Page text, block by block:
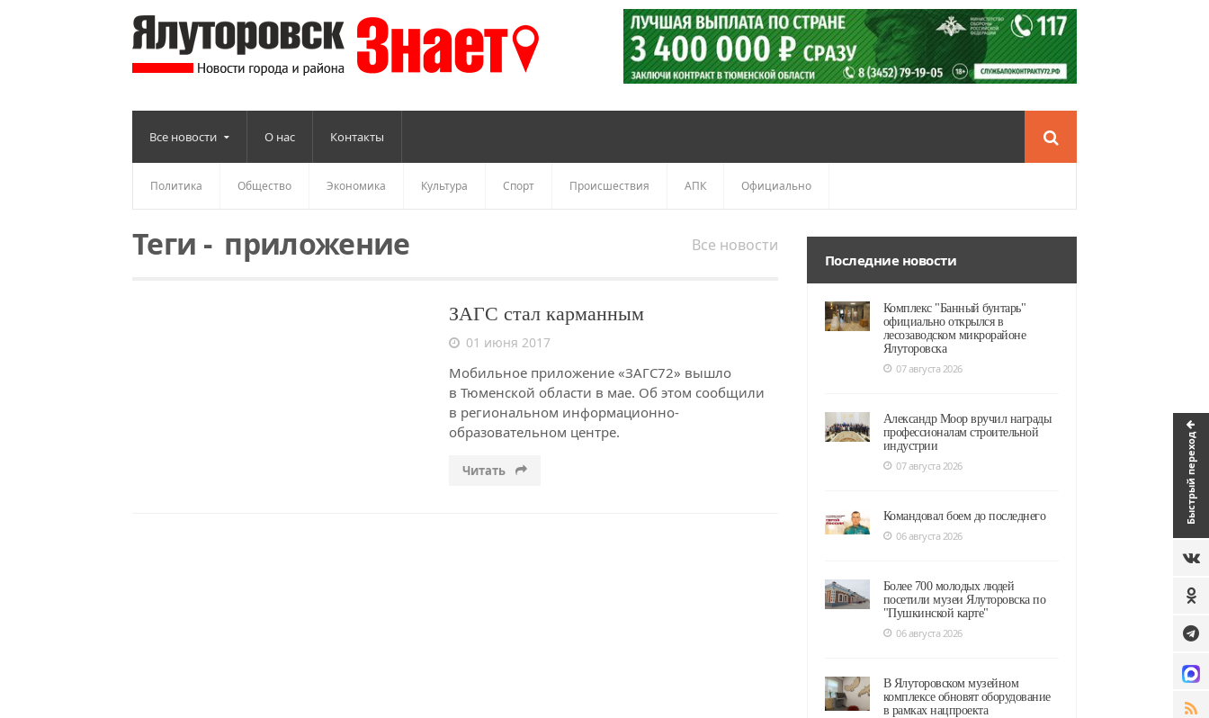
Быстрый переход
Все новости О нас Контакты
Политика Общество Экономика Культура Спорт Происшествия АПК Официально
Все новости
Теги -приложение
ЗАГС стал карманным
01 июня 2017
Мобильное приложение «ЗАГС72» вышло
в Тюменской области в мае. Об этом сообщили
в региональном информационно-
образовательном центре.
Читать
Последние новости
Комплекс "Банный бунтарь"
официально открылся в
лесозаводском микрорайоне
Ялуторовска
07 августа 2026
Александр Моор вручил награды
профессионалам строительной
индустрии
07 августа 2026
Командовал боем до последнего
06 августа 2026
Более 700 молодых людей
посетили музеи Ялуторовска по
"Пушкинской карте"
06 августа 2026
В Ялуторовском музейном
комплексе обновят оборудование
в рамках нацпроекта